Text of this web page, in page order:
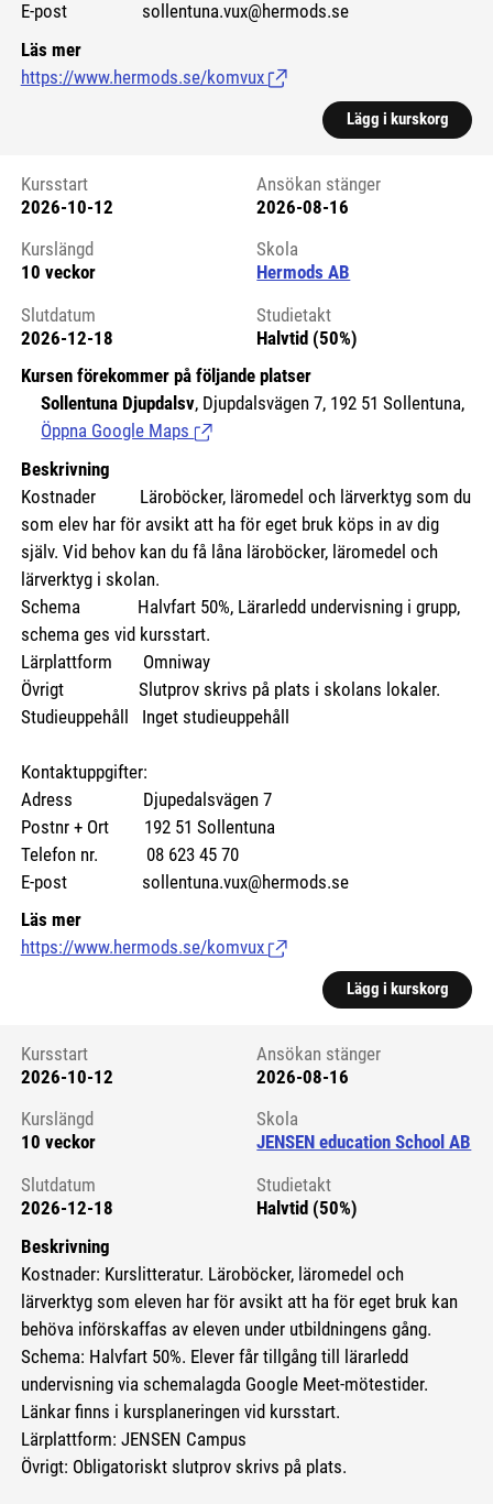
E-post sollentuna.vux@hermods.se
Läs mer
https://www.hermods.se/komvux (Länk till extern sida.)
Lägg i kurskorg
Kursstart 6177313
Kursstart
2026-10-12
Ansökan stänger
2026-08-16
Kurslängd
10 veckor
Skola
Hermods AB
Slutdatum
2026-12-18
Studietakt
Halvtid (50%)
Kursen förekommer på följande platser
Sollentuna Djupdalsv, Djupdalsvägen 7, 192 51 Sollentuna,
Öppna Google Maps (Länk till extern sida.)
Beskrivning
Kostnader Läroböcker, läromedel och lärverktyg som du
som elev har för avsikt att ha för eget bruk köps in av dig
själv. Vid behov kan du få låna läroböcker, läromedel och
lärverktyg i skolan.
Schema Halvfart 50%, Lärarledd undervisning i grupp,
schema ges vid kursstart.
Lärplattform Omniway
Övrigt Slutprov skrivs på plats i skolans lokaler.
Studieuppehåll Inget studieuppehåll
Kontaktuppgifter:
Adress Djupedalsvägen 7
Postnr + Ort 192 51 Sollentuna
Telefon nr. 08 623 45 70
E-post sollentuna.vux@hermods.se
Läs mer
https://www.hermods.se/komvux (Länk till extern sida.)
Lägg i kurskorg
Kursstart 6084118
Kursstart
2026-10-12
Ansökan stänger
2026-08-16
Kurslängd
10 veckor
Skola
JENSEN education School AB
Slutdatum
2026-12-18
Studietakt
Halvtid (50%)
Beskrivning
Kostnader: Kurslitteratur. Läroböcker, läromedel och
lärverktyg som eleven har för avsikt att ha för eget bruk kan
behöva införskaffas av eleven under utbildningens gång.
Schema: Halvfart 50%. Elever får tillgång till lärarledd
undervisning via schemalagda Google Meet-mötestider.
Länkar finns i kursplaneringen vid kursstart.
Lärplattform: JENSEN Campus
Övrigt: Obligatoriskt slutprov skrivs på plats.